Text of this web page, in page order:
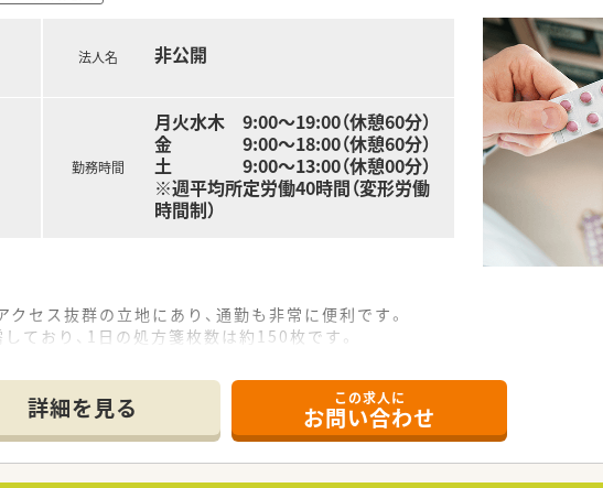
法人名 非公開
勤務時間
月火水木 9:00～19:00（休憩60分）
金 9:00～18:00（休憩60分）
土 9:00～13:00（休憩00分）
※週平均所定労働40時間（変形労働
時間制）
セス抜群の立地にあり、通勤も非常に便利です。
ており、1日の処方箋枚数は約150枚です。
局を展開し、安定した経営基盤を誇ります。
医療モールを自社開発し医療機関との連携が強固です。
という理念のもと、働きやすい環境を整備しています。
詳細を見る この求人に
お問い合わせ